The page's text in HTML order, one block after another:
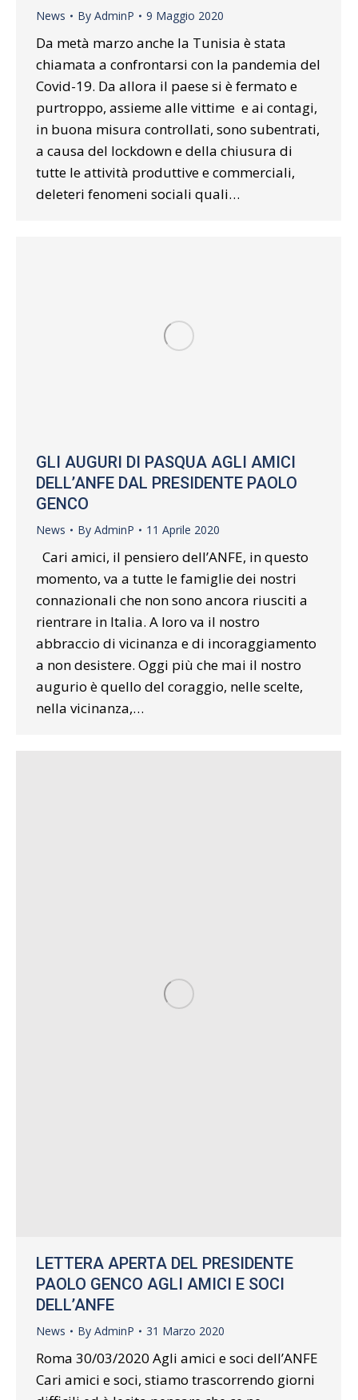
News By AdminP 9 Maggio 2020
Da metà marzo anche la Tunisia è stata
chiamata a confrontarsi con la pandemia del
Covid-19. Da allora il paese si è fermato e
purtroppo, assieme alle vittime e ai contagi,
in buona misura controllati, sono subentrati,
a causa del lockdown e della chiusura di
tutte le attività produttive e commerciali,
deleteri fenomeni sociali quali…
GLI AUGURI DI PASQUA AGLI AMICI
DELL’ANFE DAL PRESIDENTE PAOLO
GENCO
News By AdminP 11 Aprile 2020
Cari amici, il pensiero dell’ANFE, in questo
momento, va a tutte le famiglie dei nostri
connazionali che non sono ancora riusciti a
rientrare in Italia. A loro va il nostro
abbraccio di vicinanza e di incoraggiamento
a non desistere. Oggi più che mai il nostro
augurio è quello del coraggio, nelle scelte,
nella vicinanza,…
LETTERA APERTA DEL PRESIDENTE
PAOLO GENCO AGLI AMICI E SOCI
DELL’ANFE
News By AdminP 31 Marzo 2020
Roma 30/03/2020 Agli amici e soci dell’ANFE
Cari amici e soci, stiamo trascorrendo giorni